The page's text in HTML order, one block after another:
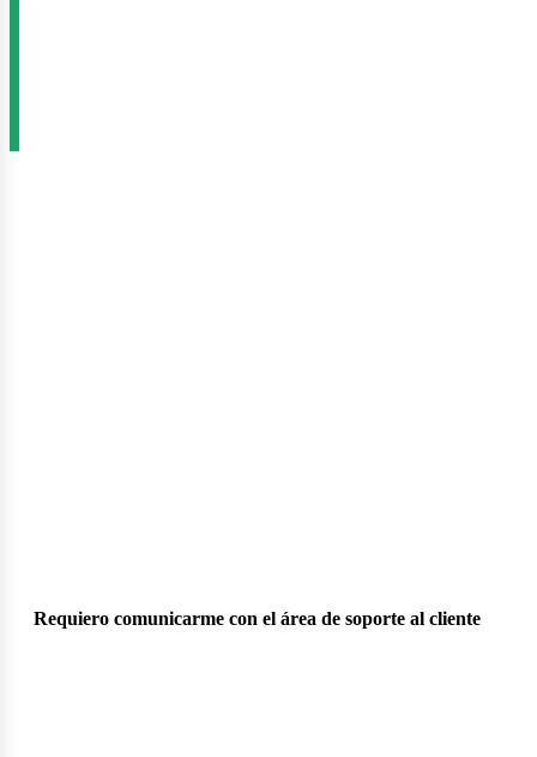
Requiero comunicarme con el área de soporte al cliente